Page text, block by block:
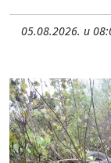
05.08.2026. u